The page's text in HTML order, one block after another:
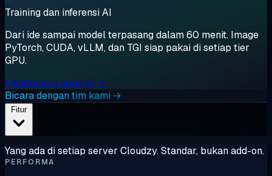
Training dan inferensi AI
Dari ide sampai model terpasang dalam 60 menit. Image
PyTorch, CUDA, vLLM, dan TGI siap pakai di setiap tier
GPU.
Lihat beban kerja AI →
Bicara dengan tim kami →
Fitur
Yang ada di setiap server Cloudzy. Standar, bukan add-on.
PERFORMA